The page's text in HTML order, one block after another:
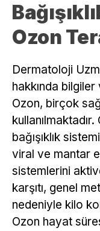
Ozon
Dermatoloji
hakkında bilgiler
Ozon, birçok
bağışıklık
viral ve mantar
sistemlerini
karşıtı, genel
nedeniyle kilo
Ozon hayat